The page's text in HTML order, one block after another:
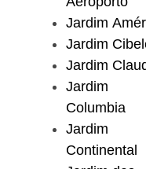
Jardim
Jardim
Jardim
Jardim
Columbia
Jardim
Continental